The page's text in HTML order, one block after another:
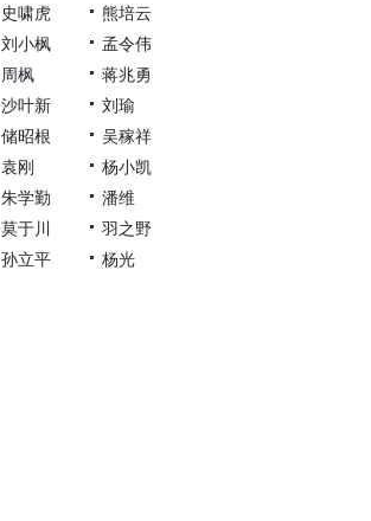
史啸虎
熊培云
刘小枫
孟令伟
周枫
蒋兆勇
沙叶新
刘瑜
储昭根
吴稼祥
袁刚
杨小凯
朱学勤
潘维
莫于川
羽之野
孙立平 杨光